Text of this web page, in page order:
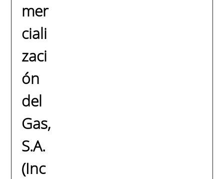
mer
ciali
zaci
ón
del
Gas,
S.A.
(Inc